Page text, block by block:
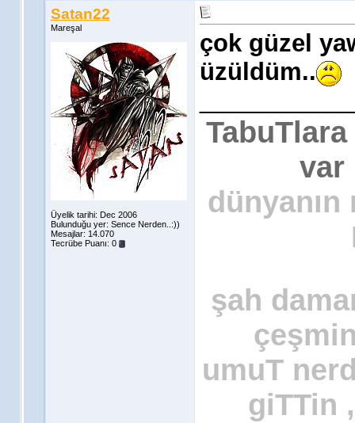
Satan22
Mareşal
Üyelik tarihi: Dec 2006
Bulunduğu yer: Sence Nerden..:))
Mesajlar: 14.070
Tecrübe Puanı: 0
çok güzel
üzüldüm..
var
şah
umuT
giTTin